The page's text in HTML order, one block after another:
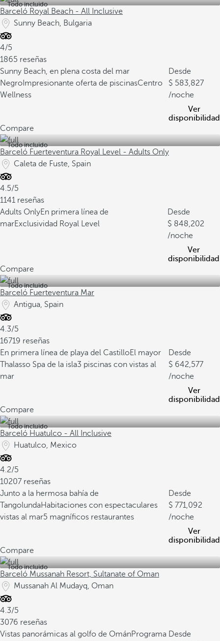
Todo incluido
Barceló Royal Beach - All Inclusive
Sunny Beach, Bulgaria
4/5
1865 reseñas
Sunny Beach, en plena costa del mar
Negro Impresionante oferta de piscinasCentro
Wellness
Desde
583,827
/noche
Ver
disponibilidad
Compare
Todo incluido
Barceló Fuerteventura Royal Level - Adults Only
Caleta de Fuste, Spain
4.5/5
1141 reseñas
Adults OnlyEn primera línea de
marExclusividad Royal Level
Desde
848,202
/noche
Ver
disponibilidad
Compare
Todo incluido
Barceló Fuerteventura Mar
Antigua, Spain
4.3/5
16719 reseñas
En primera línea de playa del CastilloEl mayor
Thalasso Spa de la isla3 piscinas con vistas al
mar
Desde
642,577
/noche
Ver
disponibilidad
Compare
Todo incluido
Barceló Huatulco - All Inclusive
Huatulco, Mexico
4.2/5
10207 reseñas
Junto a la hermosa bahía de
TangolundaHabitaciones con espectaculares
vistas al mar5 magníficos restaurantes
Desde
771,092
/noche
Ver
disponibilidad
Compare
Todo incluido
Barceló Mussanah Resort, Sultanate of Oman
Mussanah Al Mudayq, Oman
4.3/5
3076 reseñas
Vistas panorámicas al golfo de OmánPrograma Desde